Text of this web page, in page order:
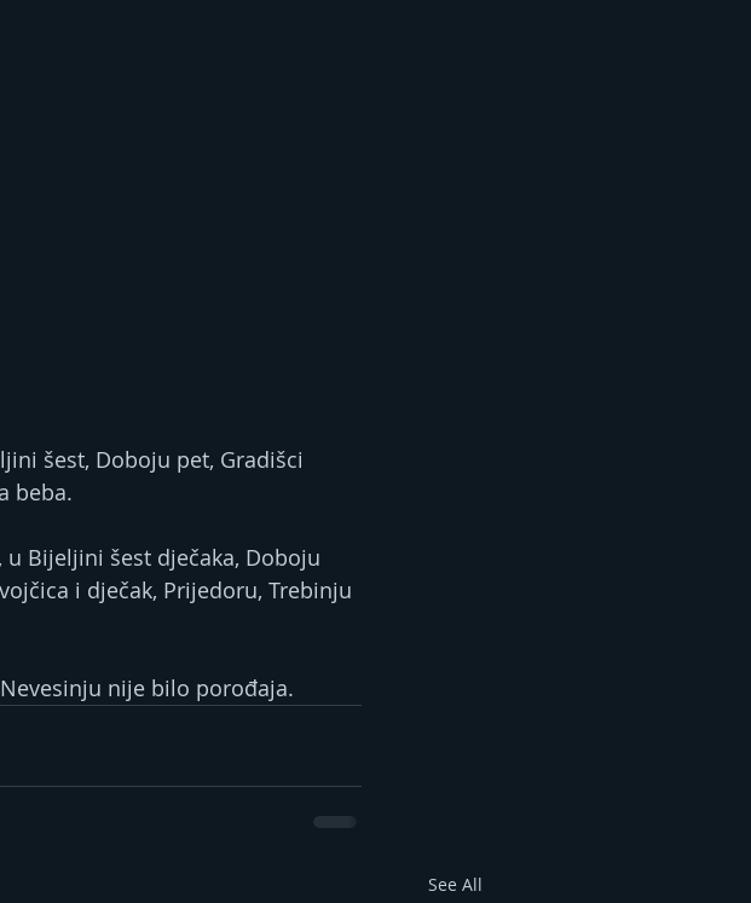
šest, Doboju pet, Gradišci
beba.
Bijeljini šest dječaka, Doboju
i dječak, Prijedoru, Trebinju
nije bilo porođaja.
See All